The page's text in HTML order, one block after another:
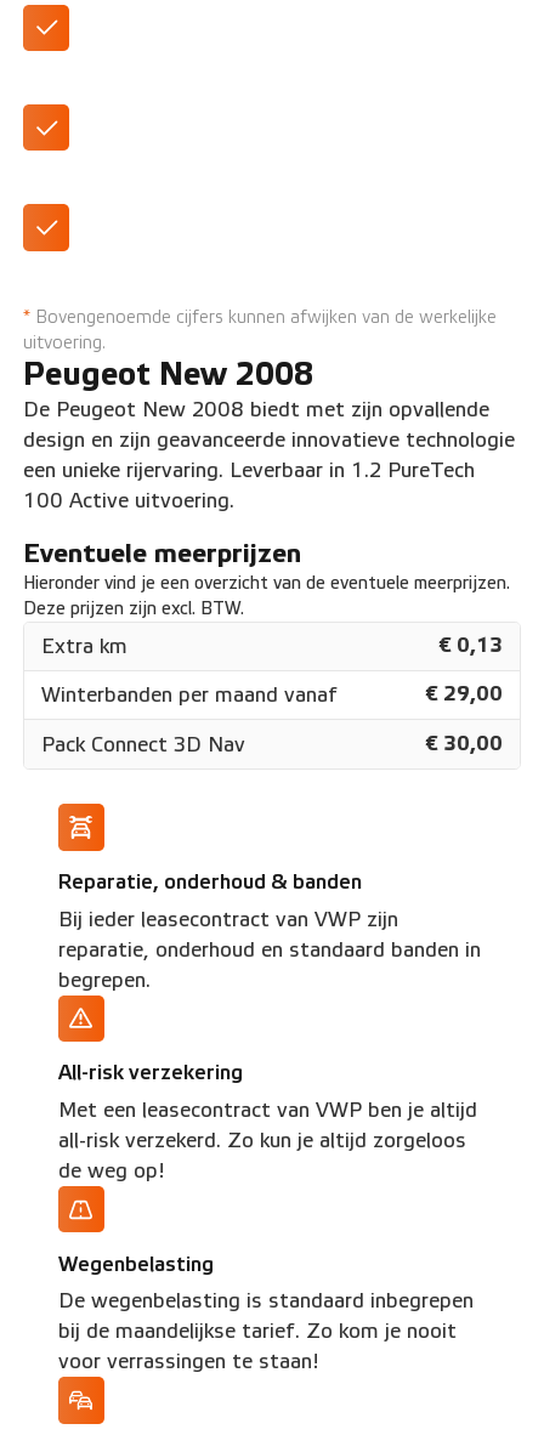
* Bovengenoemde cijfers kunnen afwijken van de werkelijke
uitvoering.
Peugeot New 2008
De Peugeot New 2008 biedt met zijn opvallende
design en zijn geavanceerde innovatieve technologie
een unieke rijervaring. Leverbaar in 1.2 PureTech
100 Active uitvoering.
Eventuele meerprijzen
Hieronder vind je een overzicht van de eventuele meerprijzen.
Deze prijzen zijn excl. BTW.
Extra km € 0,13
Winterbanden per maand vanaf € 29,00
Pack Connect 3D Nav € 30,00
Reparatie, onderhoud & banden
Bij ieder leasecontract van VWP zijn
reparatie, onderhoud en standaard banden in
begrepen.
All-risk verzekering
Met een leasecontract van VWP ben je altijd
all-risk verzekerd. Zo kun je altijd zorgeloos
de weg op!
Wegenbelasting
De wegenbelasting is standaard inbegrepen
bij de maandelijkse tarief. Zo kom je nooit
voor verrassingen te staan!